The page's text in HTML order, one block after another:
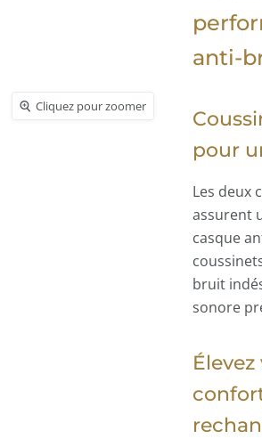
Cliquez pour zoomer
anti-
pour
Les deux
assurent
casque
bruit
sonore